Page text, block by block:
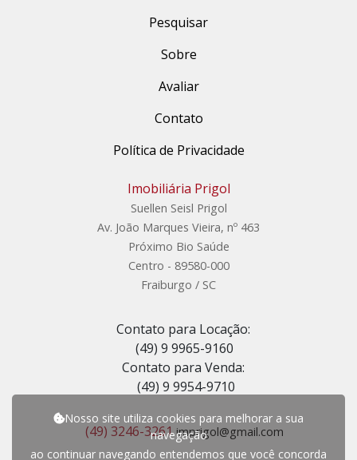
Nosso site utiliza cookies para melhorar a sua
navegação
ao continuar navegando entendemos que você concorda
Pesquisar
Sobre
Avaliar
Contato
Política de Privacidade
Imobiliária Prigol
Suellen Seisl Prigol
Av. João Marques Vieira, nº 463
Próximo Bio Saúde
Centro - 89580-000
Fraiburgo / SC
Contato para Locação:
(49) 9 9965-9160
Contato para Venda:
(49) 9 9954-9710
(49) 3246-3261imprigol@gmail.com